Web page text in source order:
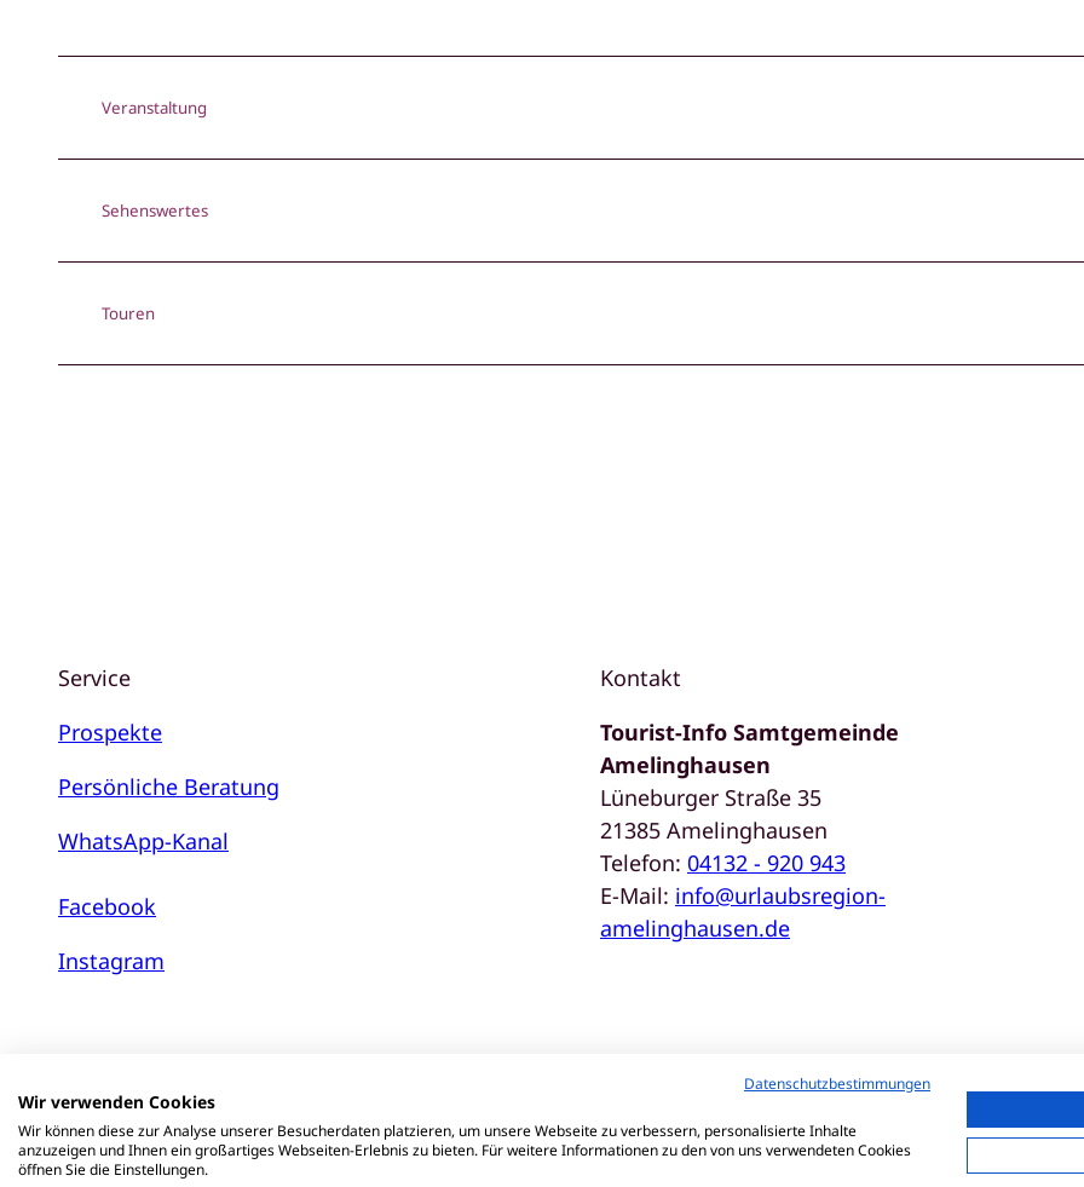
Veranstaltung
Sehenswertes
Touren
Service
Prospekte
Persönliche Beratung
WhatsApp-Kanal
Facebook
Instagram
Kontakt
Tourist-Info Samtgemeinde
Amelinghausen
Lüneburger Straße 35
21385 Amelinghausen
Telefon: 04132 - 920 943
E-Mail: info@urlaubsregion-
amelinghausen.de
Datenschutzbestimmungen
Wir verwenden Cookies
Wir können diese zur Analyse unserer Besucherdaten platzieren, um unsere Webseite zu verbessern, personalisierte Inhalte
anzuzeigen und Ihnen ein großartiges Webseiten-Erlebnis zu bieten. Für weitere Informationen zu den von uns verwendeten Cookies
öffnen Sie die Einstellungen.